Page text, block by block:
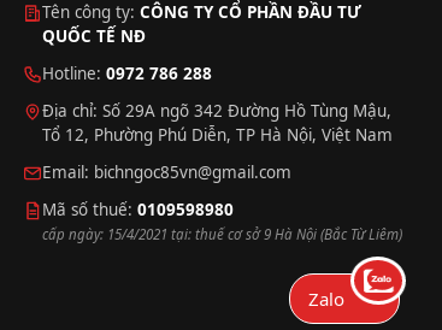
Tên công ty:CÔNG TY CỔ PHẦN ĐẦU TƯ
QUỐC TẾ NĐ
Hotline:0972 786 288
Địa chỉ: Số 29A ngõ 342 Đường Hồ Tùng Mậu,
Tổ 12, Phường Phú Diễn, TP Hà Nội, Việt Nam
Email: bichngoc85vn@gmail.com
Mã số thuế:0109598980
cấp ngày: 15/4/2021 tại: thuế cơ sở 9 Hà Nội (Bắc Từ Liêm)
Zalo